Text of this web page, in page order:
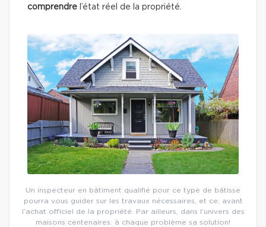
comprendre l’état réel de la propriété.
Un inspecteur en bâtiment qualifié pour ce type de bâtisse
pourra vous guider sur les travaux nécessaires, et ce, avant
l’achat officiel de la propriété. Par ailleurs, dans l’univers des
maisons centenaires: à chaque problème sa solution!